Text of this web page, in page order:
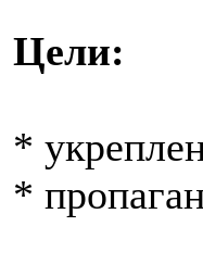
Цели:
*
*